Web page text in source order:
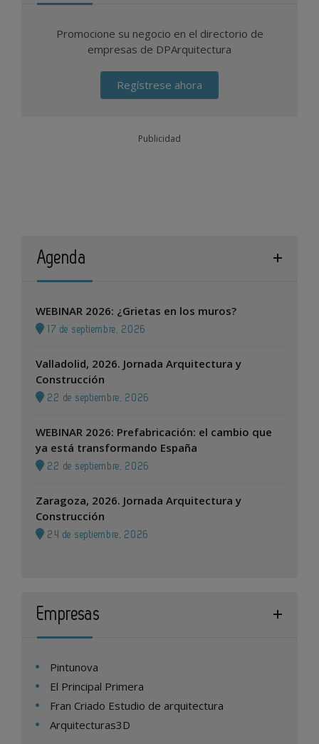
Promocione su negocio en el directorio de
empresas de DPArquitectura
Regístrese ahora
Publicidad
Agenda
WEBINAR 2026: ¿Grietas en los muros?
17 de septiembre, 2026
Valladolid, 2026. Jornada Arquitectura y
Construcción
22 de septiembre, 2026
WEBINAR 2026: Prefabricación: el cambio que
ya está transformando España
22 de septiembre, 2026
Zaragoza, 2026. Jornada Arquitectura y
Construcción
24 de septiembre, 2026
Empresas
Pintunova
El Principal Primera
Fran Criado Estudio de arquitectura
Arquitecturas3D